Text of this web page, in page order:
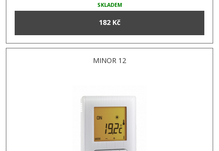
SKLADEM
182 Kč
MINOR 12